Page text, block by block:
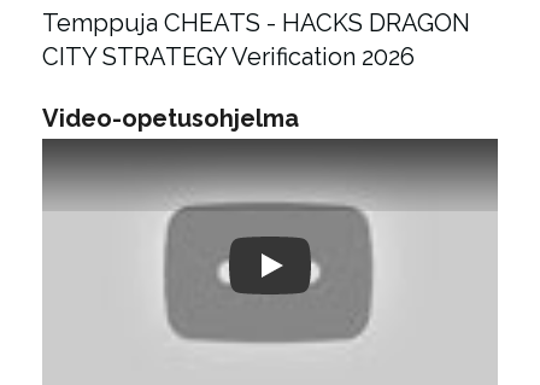
Temppuja CHEATS - HACKS DRAGON
CITY STRATEGY Verification 2026
Video-opetusohjelma
Play: Keynote (Google I/O '18)